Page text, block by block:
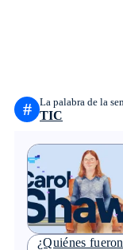
# La palabra de la
TIC
¿Quiénes